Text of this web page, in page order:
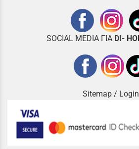
SOCIAL MEDIA ΓΙΑ DI-
Sitemap / Login